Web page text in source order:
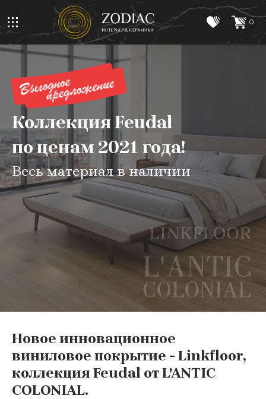
0
Коллекция Feudal
по ценам 2021 года!
Весь материал в наличии
Новое инновационное
виниловое покрытие - Linkfloor,
коллекция Feudal от L'ANTIC
COLONIAL.